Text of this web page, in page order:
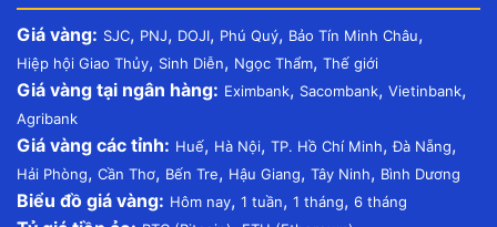
Giá vàng: SJC, PNJ, DOJI, Phú Quý, Bảo Tín Minh Châu,
Hiệp hội Giao Thủy, Sinh Diễn, Ngọc Thẩm, Thế giới
Giá vàng tại ngân hàng: Eximbank, Sacombank, Vietinbank,
Agribank
Giá vàng các tỉnh: Huế, Hà Nội, TP. Hồ Chí Minh,Đà Nẵng,
Hải Phòng, Cần Thơ, Bến Tre, Hậu Giang, Tây Ninh, Bình Dương
Biểu đồ giá vàng: Hôm nay, 1 tuần, 1 tháng, 6 tháng